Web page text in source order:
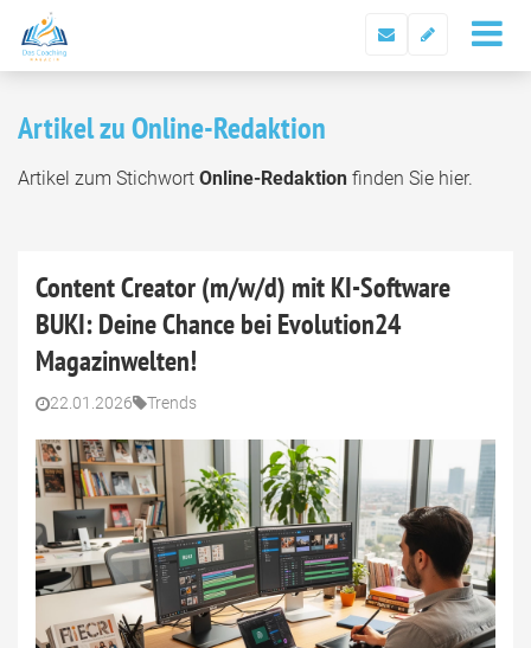
Artikel zu Online-Redaktion
Artikel zum Stichwort Online-Redaktion finden Sie hier.
Content Creator (m/w/d) mit KI-Software
BUKI: Deine Chance bei Evolution24
Magazinwelten!
22.01.2026 Trends